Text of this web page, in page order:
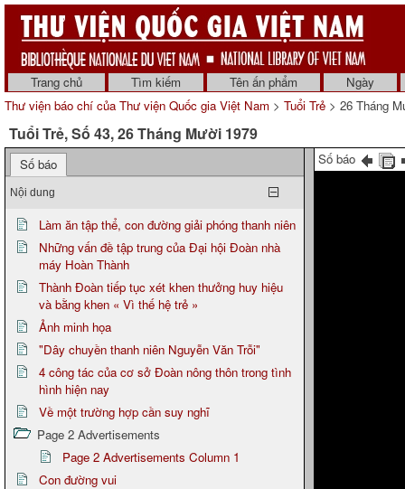
Trang chủ Tìm kiếm Tên ấn phẩm
Ngày
Thư viện báo chí của Thư viện Quốc gia Việt Nam > Tuổi Trẻ > 26 Tháng
Tuổi Trẻ, Số 43, 26 Tháng Mười 1979
Số báo
Nội dung
Làm ăn tập thể, con đường giải phóng thanh niên
Những vấn đề tập trung của Đại hội Đoàn nhà
máy Hoàn Thành
Thành Đoàn tiếp tục xét khen thưởng huy hiệu
và bằng khen « Vì thế hệ trẻ »
Ảnh minh họa
"Dây chuyền thanh niên Nguyễn Văn Trỗi"
4 công tác của cơ sở Đoàn nông thôn trong tình
hình hiện nay
Về một trường hợp cần suy nghĩ
Page 2 Advertisements
Page 2 Advertisements Column 1
Con đường vui
Số báo